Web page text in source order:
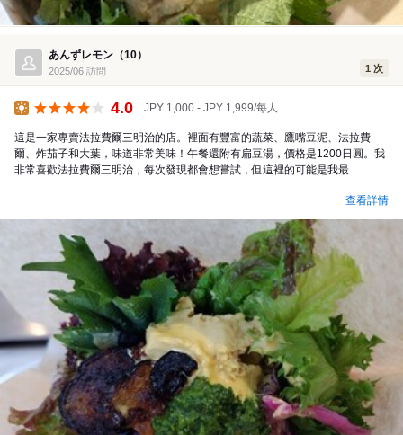
あんずレモン（10）
2025/06 訪問 1 次
4.0 JPY 1,000 - JPY 1,999/每人
這是一家專賣法拉費爾三明治的店。裡面有豐富的蔬菜、鷹嘴豆泥、法拉費
爾、炸茄子和大葉，味道非常美味！午餐還附有扁豆湯，價格是1200日圓。我
非常喜歡法拉費爾三明治，每次發現都會想嘗試，但這裡的可能是我最...
查看詳情